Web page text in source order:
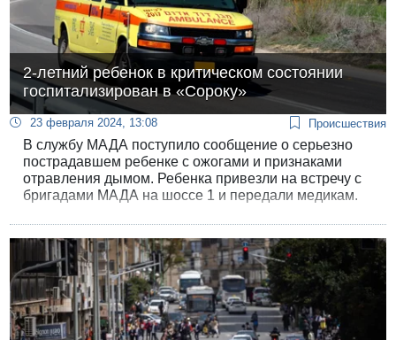
2-летний ребенок в критическом состоянии
госпитализирован в «Сороку»
23 февраля 2024, 13:08 Происшествия
В службу МАДА поступило сообщение о серьезно
пострадавшем ребенке с ожогами и признаками
отравления дымом. Ребенка привезли на встречу с
бригадами МАДА на шоссе 1 и передали медикам.